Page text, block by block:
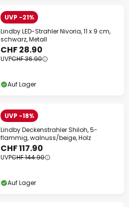
UVP -21%
Lindby LED-Strahler Nivoria, 11 x 9 cm,
schwarz, Metall
CHF 28.90
UVPCHF 36.90
Auf Lager
UVP -18%
Lindby Deckenstrahler Shiloh, 5-
flammig, walnuss/beige, Holz
CHF 117.90
UVPCHF 144.90
Auf Lager